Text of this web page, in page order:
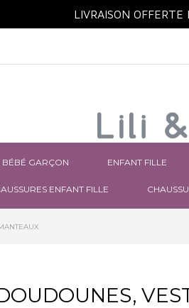
LIVRAISON
BÉBÉ GARÇON ENFANT FILLE
ENFANT FILLE